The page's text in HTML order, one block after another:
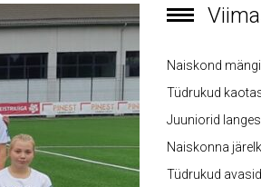
Naiskond
Tüdrukud
Juuniorid
Naiskonna
Tüdrukud